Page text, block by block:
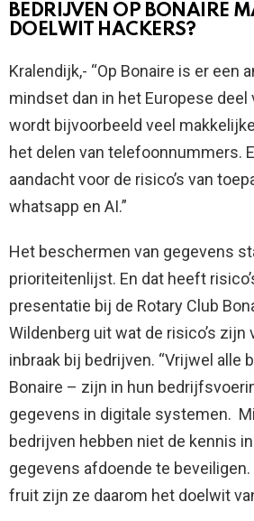
BEDRIJVEN OP BONAIRE
DOELWIT HACKERS?
Kralendijk,- “Op Bonaire is er een
mindset dan in het Europese deel
wordt bijvoorbeeld veel
het delen van telefoonnummers.
aandacht voor de risico’s van
whatsapp en AI.”
Het beschermen van gegevens
prioriteitenlijst. En dat heeft
presentatie bij de Rotary Club
Wildenberg uit wat de risico’s zijn
inbraak bij bedrijven. “Vrijwel alle
Bonaire – zijn in hun
gegevens in digitale systemen.
bedrijven hebben niet de kennis
gegevens afdoende te beveiligen.
fruit zijn ze daarom het doelwit